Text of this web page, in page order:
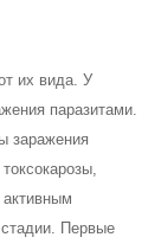
их вида. У
паразитами.
заражения
стадии. Первые